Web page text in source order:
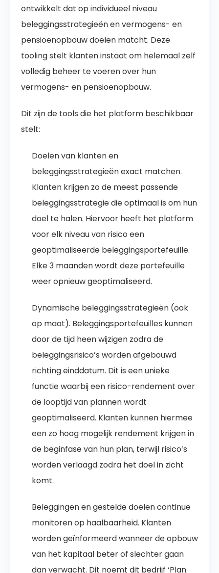
ontwikkelt dat op individueel niveau
beleggingsstrategieën en vermogens- en
pensioenopbouw doelen matcht. Deze
tooling stelt klanten instaat om helemaal zelf
volledig beheer te voeren over hun
vermogens- en pensioenopbouw.
Dit zijn de tools die het platform beschikbaar
stelt:
Doelen van klanten en
beleggingsstrategieën exact matchen.
Klanten krijgen zo de meest passende
beleggingsstrategie die optimaal is om hun
doel te halen. Hiervoor heeft het platform
voor elk niveau van risico een
geoptimaliseerde beleggingsportefeuille.
Elke 3 maanden wordt deze portefeuille
weer opnieuw geoptimaliseerd.
Dynamische beleggingsstrategieën (ook
op maat). Beleggingsportefeuilles kunnen
door de tijd heen wijzigen zodra de
beleggingsrisico’s worden afgebouwd
richting einddatum. Dit is een unieke
functie waarbij een risico-rendement over
de looptijd van plannen wordt
geoptimaliseerd. Klanten kunnen hiermee
een zo hoog mogelijk rendement krijgen in
de beginfase van hun plan, terwijl risico’s
worden verlaagd zodra het doel in zicht
komt.
Beleggingen en gestelde doelen continue
monitoren op haalbaarheid. Klanten
worden geïnformeerd wanneer de opbouw
van het kapitaal beter of slechter gaan
dan verwacht. Dit noemt dit bedrijf ‘Plan